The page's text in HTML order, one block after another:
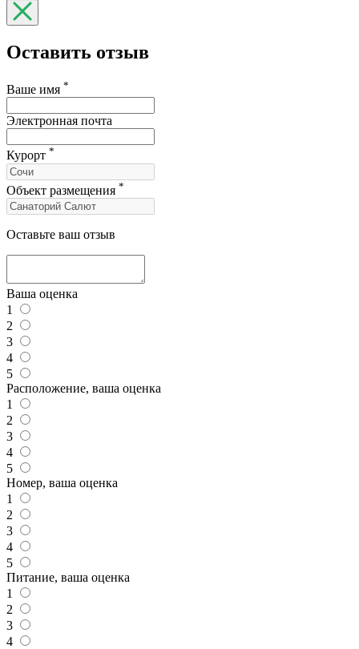
Оставить отзыв
Ваше имя *
Электронная почта
Курорт *
Объект размещения *
Оставьте ваш отзыв
Ваша оценка
1
2
3
4
5
Расположение, ваша оценка
1
2
3
4
5
Номер, ваша оценка
1
2
3
4
5
Питание, ваша оценка
1
2
3
4